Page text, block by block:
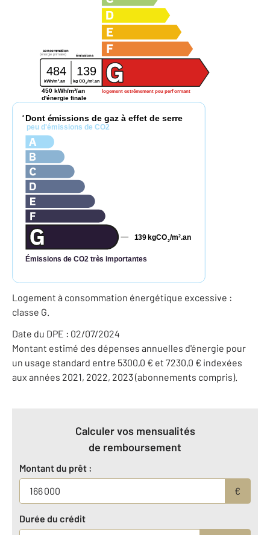
logement extrêmement peu performant
consommation
émissions
(énergie primaire)
484 139
kWh/m2.an kg CO2/m2 .an
450 kWh/m²/an
d'énergie finale
* Dont émissions de gaz à effet de serre
peu d'émissions de CO2
Émissions de CO2 très importantes
kgCO2/m2.an
139
Logement à consommation énergétique excessive :
classe G.
Date du DPE : 02/07/2024
Montant estimé des dépenses annuelles d'énergie pour
un usage standard entre 5300,0 € et 7230,0 € indexées
aux années 2021, 2022, 2023 (abonnements compris).
Calculer vos mensualités
de remboursement
Montant du prêt :
€
Durée du crédit